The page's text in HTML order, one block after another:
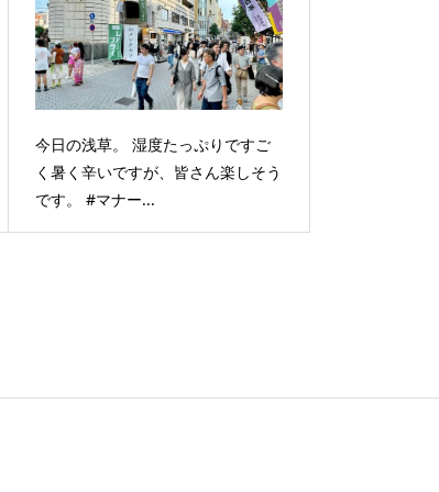
今日の浅草。 湿度たっぷりですご
く暑く辛いですが、皆さん楽しそう
です。 #マナー...